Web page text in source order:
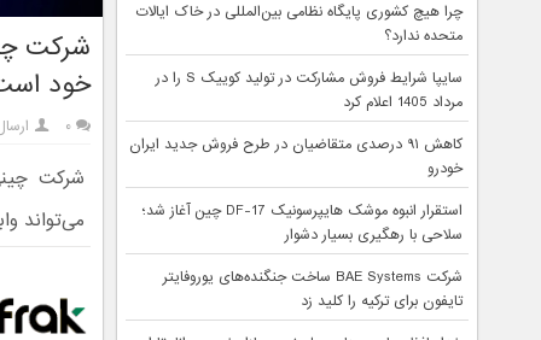
شرکت
خود
۰
شرکت
می‌تواند
چرا هیچ کشوری پایگاه نظامی بین‌المللی در خاک ایالات
متحده ندارد؟
سایپا شرایط فروش مشارکت در تولید کوییک S را در
مرداد 1405 اعلام کرد
کاهش ۹۱ درصدی متقاضیان در طرح فروش جدید ایران
خودرو
استقرار انبوه موشک هایپرسونیک DF-17 چین آغاز شد؛
سلاحی با رهگیری بسیار دشوار
شرکت BAE Systems ساخت جنگنده‌های یوروفایتر
تایفون برای ترکیه را کلید زد